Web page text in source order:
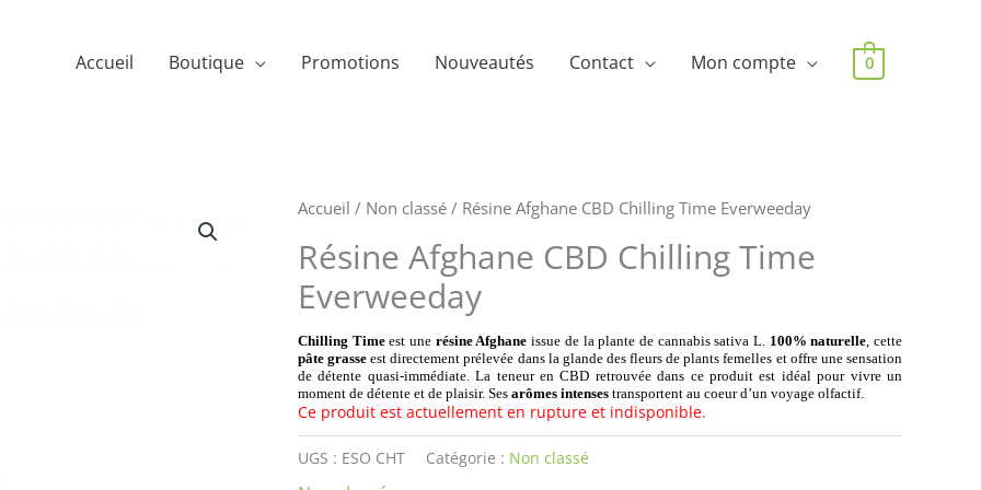
Accueil Boutique Promotions Nouveautés Contact Mon compte 0
Accueil / Non classé / Résine Afghane CBD Chilling Time Everweeday
Résine Afghane CBD Chilling Time
Everweeday
Chilling Timeest une résine Afghane issue de la plante de cannabis sativa L. 100% naturelle, cette
pâte grasse est directement prélevée dans la glande des fleurs de plants femelles et offre une sensation
de détente quasi-immédiate. La teneur en CBD retrouvée dans ce produit est idéal pour vivre un
moment de détente et de plaisir. Ses arômes intenses transportent au coeur d’un voyage olfactif.
Ce produit est actuellement en rupture et indisponible.
UGS : ESO CHT Catégorie : Non classé